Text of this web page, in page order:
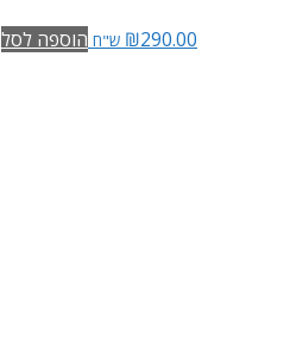
₪290.00 ש"ח הוספה לסל